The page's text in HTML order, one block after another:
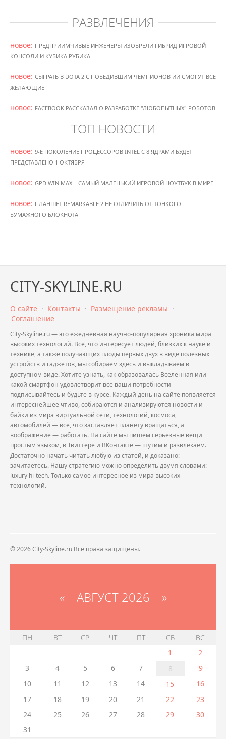
РАЗВЛЕЧЕНИЯ
новое: ПРЕДПРИИМЧИВЫЕ ИНЖЕНЕРЫ ИЗОБРЕЛИ ГИБРИД ИГРОВОЙ
КОНСОЛИ И КУБИКА РУБИКА
новое: СЫГРАТЬ В DOTA 2 С ПОБЕДИВШИМ ЧЕМПИОНОВ ИИ СМОГУТ ВСЕ
ЖЕЛАЮЩИЕ
новое: FACEBOOK РАССКАЗАЛ О РАЗРАБОТКЕ "ЛЮБОПЫТНЫХ" РОБОТОВ
ТОП НОВОСТИ
новое: 9-Е ПОКОЛЕНИЕ ПРОЦЕССОРОВ INTEL С 8 ЯДРАМИ БУДЕТ
ПРЕДСТАВЛЕНО 1 ОКТЯБРЯ
новое: GPD WIN MAX – САМЫЙ МАЛЕНЬКИЙ ИГРОВОЙ НОУТБУК В МИРЕ
новое: ПЛАНШЕТ REMARKABLE 2 НЕ ОТЛИЧИТЬ ОТ ТОНКОГО
БУМАЖНОГО БЛОКНОТА
CITY-SKYLINE.RU
О сайте · Контакты · Размещение рекламы ·
Соглашение
City-Skyline.ru — это ежедневная научно-популярная хроника мира
высоких технологий. Все, что интересует людей, близких к науке и
технике, а также получающих плоды первых двух в виде полезных
устройств и гаджетов, мы собираем здесь и выкладываем в
доступном виде. Хотите узнать, как образовалась Вселенная или
какой смартфон удовлетворит все ваши потребности —
подписывайтесь и будьте в курсе. Каждый день на сайте появляется
интереснейшее чтиво, собираются и анализируются новости и
байки из мира виртуальной сети, технологий, космоса,
автомобилей — всё, что заставляет планету вращаться, а
воображение — работать. На сайте мы пишем серьезные вещи
простым языком, в Твиттере и ВКонтакте — шутим и развлекаем.
Достаточно начать читать любую из статей, и доказано:
зачитаетесь. Нашу стратегию можно определить двумя словами:
luxury hi-tech. Только самое интересное из мира высоких
технологий.
© 2026 City-Skyline.ru Все права защищены.
«АВГУСТ 2026 »
ПН ВТ СР ЧТ ПТ СБ
ВС
1
2
3
4 5 6 7 8
9
10
11 12 13 14 15
16
17
18 19 20 21 22
23
24
25 26 27 28 29
30
31